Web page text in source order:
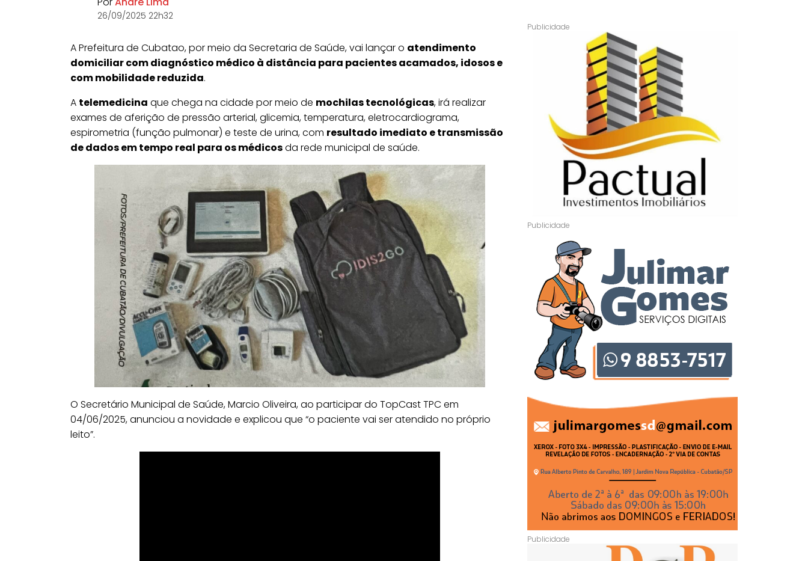
26/09/2025 22h32
A Prefeitura de Cubatao, por meio da Secretaria de Saúde, vai lançar o atendimento
domiciliar com diagnóstico médico à distância para pacientes acamados, idosos e
com mobilidade reduzida.
A telemedicina que chega na cidade por meio de mochilas tecnológicas, irá realizar
exames de aferição de pressão arterial, glicemia, temperatura, eletrocardiograma,
espirometria (função pulmonar) e teste de urina, com resultado imediato e transmissão
de dados em tempo real para os médicosda rede municipal de saúde.
O Secretário Municipal de Saúde, Marcio Oliveira, ao participar do TopCast TPC em
04/06/2025, anunciou a novidade e explicou que “o paciente vai ser atendido no próprio
leito”.